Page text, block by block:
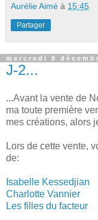
Aurélie Aimé à 15:45
Partager
mercredi 8
J-2...
...Avant la vente de
ma toute première
mes créations, alors
Lors de cette vente,
de:
Isabelle Kessedjian
Charlotte Vannier
Les filles du facteur